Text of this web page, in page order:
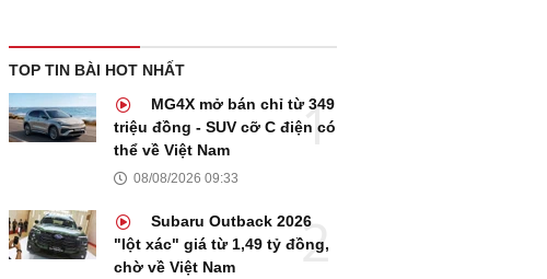
TOP TIN BÀI HOT NHẤT
MG4X mở bán chỉ từ 349
triệu đồng - SUV cỡ C điện có
thể về Việt Nam
08/08/2026 09:33
Subaru Outback 2026
"lột xác" giá từ 1,49 tỷ đồng,
chờ về Việt Nam